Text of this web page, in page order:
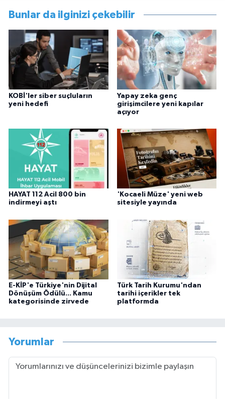
Bunlar da ilginizi çekebilir
KOBİ'ler siber suçluların
yeni hedefi
Yapay zeka genç
girişimcilere yeni kapılar
açıyor
HAYAT 112 Acil 800 bin
indirmeyi aştı
'Kocaeli Müze' yeni web
sitesiyle yayında
E-KİP'e Türkiye'nin Dijital
Dönüşüm Ödülü... Kamu
kategorisinde zirvede
Türk Tarih Kurumu'ndan
tarihi içerikler tek
platformda
Yorumlar